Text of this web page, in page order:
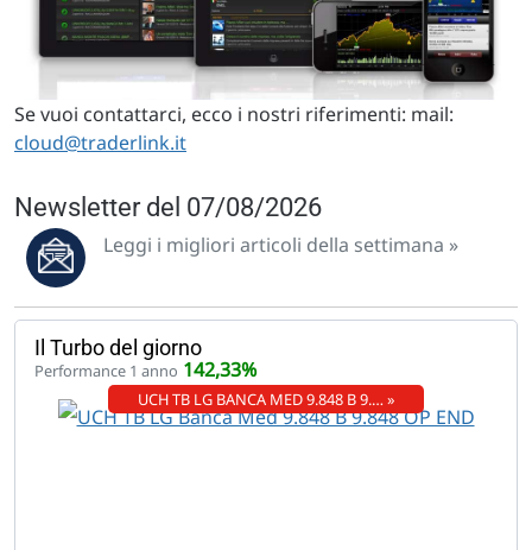
Se vuoi contattarci, ecco i nostri riferimenti: mail:
cloud@traderlink.it
Newsletter del 07/08/2026
Leggi i migliori articoli della settimana »
Il Turbo del giorno
Performance 1 anno 142,33%
UCH TB LG BANCA MED 9.848 B 9.… »